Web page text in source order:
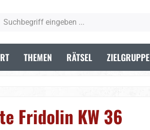
THEMEN RÄTSEL ZIELGRUPPE
Fridolin KW 36